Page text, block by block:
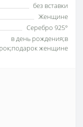
без вставки
Женщине
Серебро 925°
в день рождения;в
женщине